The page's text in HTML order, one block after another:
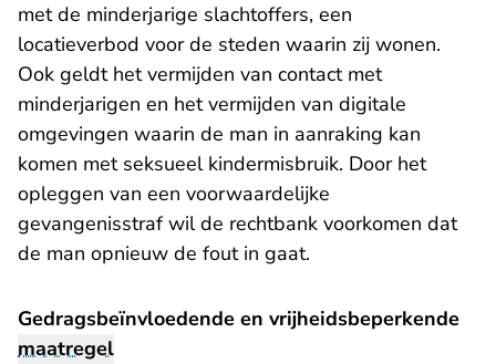
met de minderjarige slachtoffers, een
locatieverbod voor de steden waarin zij wonen.
Ook geldt het vermijden van contact met
minderjarigen en het vermijden van digitale
omgevingen waarin de man in aanraking kan
komen met seksueel kindermisbruik. Door het
opleggen van een voorwaardelijke
gevangenisstraf wil de rechtbank voorkomen dat
de man opnieuw de fout in gaat.
Gedragsbeïnvloedende en vrijheidsbeperkende
maatregel